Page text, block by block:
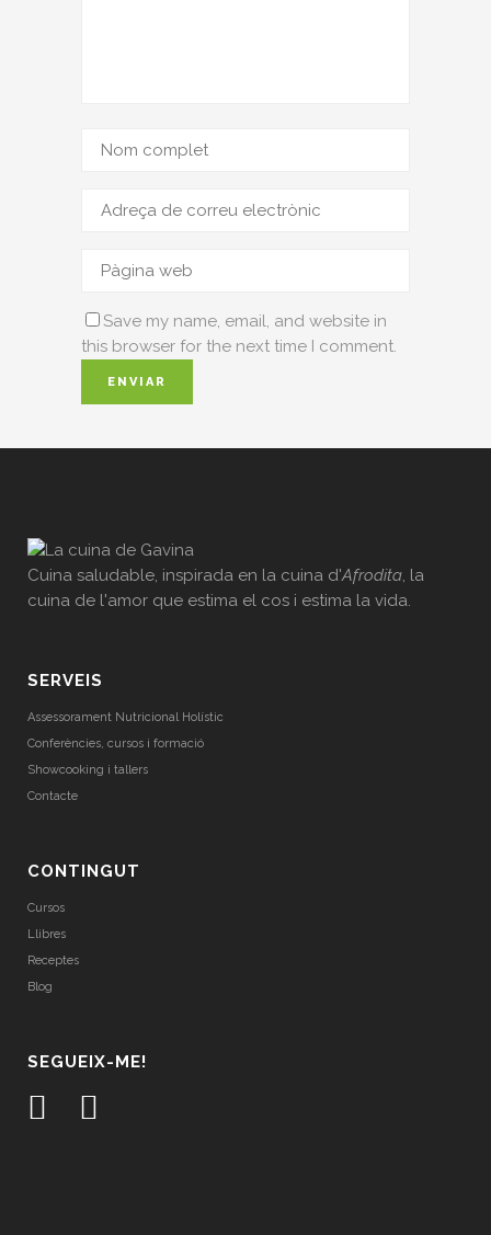
Save my name, email, and website in
this browser for the next time I comment.
Cuina saludable, inspirada en la cuina d'Afrodita, la
cuina de l'amor que estima el cos i estima la vida.
SERVEIS
Assessorament Nutricional Holístic
Conferències, cursos i formació
Showcooking i tallers
Contacte
CONTINGUT
Cursos
Llibres
Receptes
Blog
SEGUEIX-ME!